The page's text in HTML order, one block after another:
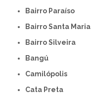
Bairro Paraíso
Bairro Santa Maria
Bairro Silveira
Bangú
Camilópolis
Cata Preta